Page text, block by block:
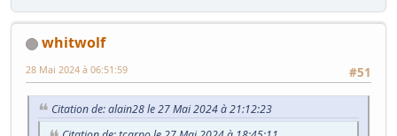
whitwolf
#51
28 Mai 2024 à 06:51:59
Citation de: alain28 le 27 Mai 2024 à 21:12:23